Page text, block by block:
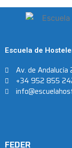
Escuela de
Av. de
+34 952 855
FEDER